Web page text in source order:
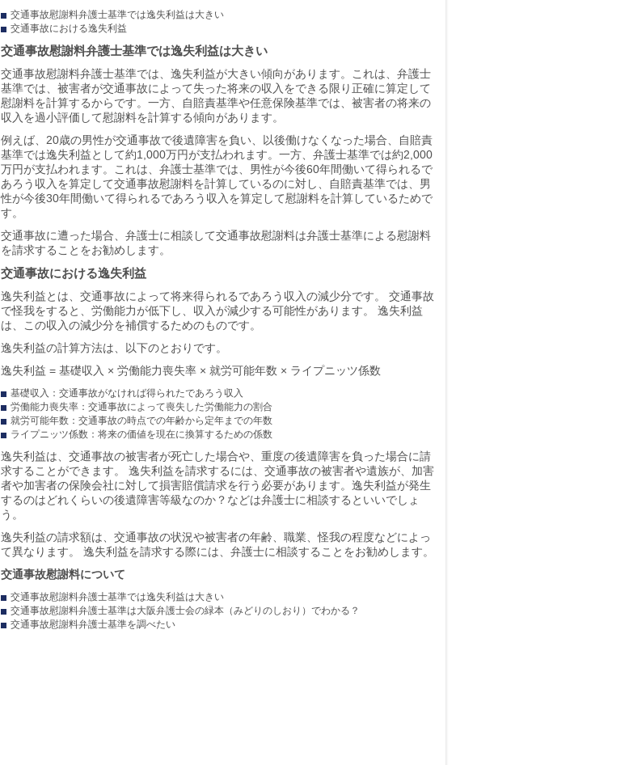
交通事故慰謝料弁護士基準では逸失利益は大きい
交通事故における逸失利益
交通事故慰謝料弁護士基準では逸失利益は大きい
交通事故慰謝料弁護士基準では、逸失利益が大きい傾向があります。これは、弁護士
基準では、被害者が交通事故によって失った将来の収入をできる限り正確に算定して
慰謝料を計算するからです。一方、自賠責基準や任意保険基準では、被害者の将来の
収入を過小評価して慰謝料を計算する傾向があります。
例えば、20歳の男性が交通事故で後遺障害を負い、以後働けなくなった場合、自賠責
基準では逸失利益として約1,000万円が支払われます。一方、弁護士基準では約2,000
万円が支払われます。これは、弁護士基準では、男性が今後60年間働いて得られるで
あろう収入を算定して交通事故慰謝料を計算しているのに対し、自賠責基準では、男
性が今後30年間働いて得られるであろう収入を算定して慰謝料を計算しているためで
す。
交通事故に遭った場合、弁護士に相談して交通事故慰謝料は弁護士基準による慰謝料
を請求することをお勧めします。
交通事故における逸失利益
逸失利益とは、交通事故によって将来得られるであろう収入の減少分です。 交通事故
で怪我をすると、労働能力が低下し、収入が減少する可能性があります。 逸失利益
は、この収入の減少分を補償するためのものです。
逸失利益の計算方法は、以下のとおりです。
逸失利益 = 基礎収入 × 労働能力喪失率 × 就労可能年数 × ライプニッツ係数
基礎収入：交通事故がなければ得られたであろう収入
労働能力喪失率：交通事故によって喪失した労働能力の割合
就労可能年数：交通事故の時点での年齢から定年までの年数
ライプニッツ係数：将来の価値を現在に換算するための係数
逸失利益は、交通事故の被害者が死亡した場合や、重度の後遺障害を負った場合に請
求することができます。 逸失利益を請求するには、交通事故の被害者や遺族が、加害
者や加害者の保険会社に対して損害賠償請求を行う必要があります。逸失利益が発生
するのはどれくらいの後遺障害等級なのか？などは弁護士に相談するといいでしょ
う。
逸失利益の請求額は、交通事故の状況や被害者の年齢、職業、怪我の程度などによっ
て異なります。 逸失利益を請求する際には、弁護士に相談することをお勧めします。
交通事故慰謝料について
交通事故慰謝料弁護士基準では逸失利益は大きい
交通事故慰謝料弁護士基準は大阪弁護士会の緑本（みどりのしおり）でわかる？
交通事故慰謝料弁護士基準を調べたい